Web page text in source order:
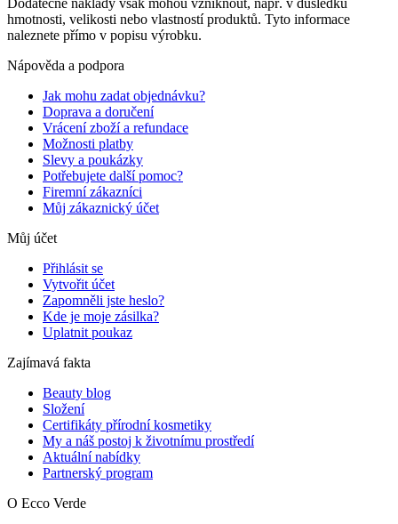
hmotnosti, velikosti nebo vlastností produktů. Tyto informace
naleznete přímo v popisu výrobku.
Nápověda a podpora
Jak mohu zadat objednávku?
Doprava a doručení
Vrácení zboží a refundace
Možnosti platby
Slevy a poukázky
Potřebujete další pomoc?
Firemní zákazníci
Můj zákaznický účet
Můj účet
Přihlásit se
Vytvořit účet
Zapomněli jste heslo?
Kde je moje zásilka?
Uplatnit poukaz
Zajímavá fakta
Beauty blog
Složení
Certifikáty přírodní kosmetiky
My a náš postoj k životnímu prostředí
Aktuální nabídky
Partnerský program
O Ecco Verde